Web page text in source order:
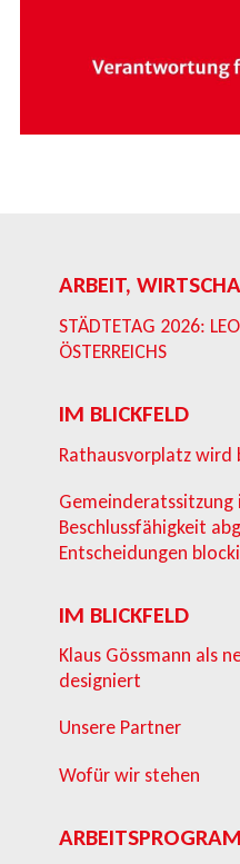
ARBEIT,
STÄDTETAG 2026:
ÖSTERREICHS
IM BLICKFELD
Rathausvorplatz
Gemeinderatssitzung
Beschlussfähigkeit
Entscheidungen
IM BLICKFELD
Klaus Gössmann als
designiert
Unsere Partner
Wofür wir stehen